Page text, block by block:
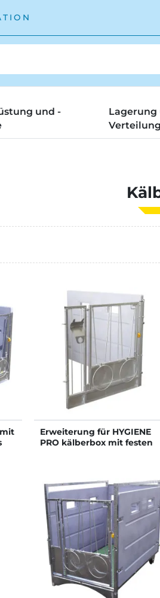
und -
Lagerung
Verteilung
mit
Erweiterung für HYGIENE
PRO kälberbox mit festen